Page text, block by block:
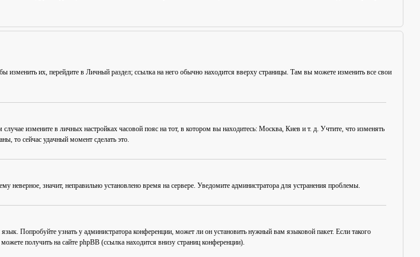
изменить их, перейдите в Личный раздел; ссылка на него обычно находится вверху страницы. Там вы можете изменить все свои
измените в личных настройках часовой пояс на тот, в котором вы находитесь: Москва, Киев и т. д. Учтите, что изменять
то сейчас удачный момент сделать это.
значит, неправильно установлено время на сервере. Уведомите администратора для устранения проблемы.
Попробуйте узнать у администратора конференции, может ли он установить нужный вам языковой пакет. Если такого
получить на сайте phpBB (ссылка находится внизу страниц конференции).